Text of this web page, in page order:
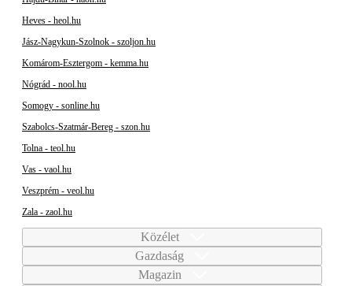
Heves - heol.hu
Jász-Nagykun-Szolnok - szoljon.hu
Komárom-Esztergom - kemma.hu
Nógrád - nool.hu
Somogy - sonline.hu
Szabolcs-Szatmár-Bereg - szon.hu
Tolna - teol.hu
Vas - vaol.hu
Veszprém - veol.hu
Zala - zaol.hu
Közélet
Gazdaság
Magazin